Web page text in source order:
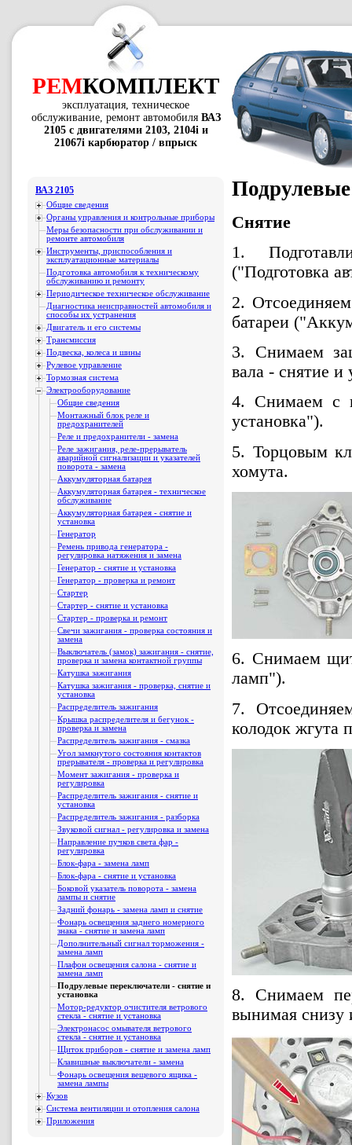
РЕМКОМПЛЕКТ
эксплуатация, техническое
обслуживание, ремонт автомобиля ВАЗ
2105 с двигателями 2103, 2104i и
21067i карбюратор / впрыск
ВАЗ 2105
Общие сведения
Органы управления и контрольные приборы
Меры безопасности при обслуживании и
ремонте автомобиля
Инструменты, приспособления и
эксплуатационные материалы
Подготовка автомобиля к техническому
обслуживанию и ремонту
Периодическое техническое обслуживание
Диагностика неисправностей автомобиля и
способы их устранения
Двигатель и его системы
Трансмиссия
Подвеска, колеса и шины
Рулевое управление
Тормозная система
Электрооборудование
Общие сведения
Монтажный блок реле и
предохранителей
Реле и предохранители - замена
Реле зажигания, реле-прерыватель
аварийной сигнализации и указателей
поворота - замена
Аккумуляторная батарея
Аккумуляторная батарея - техническое
обслуживание
Аккумуляторная батарея - снятие и
установка
Генератор
Ремень привода генератора -
регулировка натяжения и замена
Генератор - снятие и установка
Генератор - проверка и ремонт
Стартер
Стартер - снятие и установка
Стартер - проверка и ремонт
Свечи зажигания - проверка состояния и
замена
Выключатель (замок) зажигания - снятие,
проверка и замена контактной группы
Катушка зажигания
Катушка зажигания - проверка, снятие и
установка
Распределитель зажигания
Крышка распределителя и бегунок -
проверка и замена
Распределитель зажигания - смазка
Угол замкнутого состояния контактов
прерывателя - проверка и регулировка
Момент зажигания - проверка и
регулировка
Распределитель зажигания - снятие и
установка
Распределитель зажигания - разборка
Звуковой сигнал - регулировка и замена
Направление пучков света фар -
регулировка
Блок-фара - замена ламп
Блок-фара - снятие и установка
Боковой указатель поворота - замена
лампы и снятие
Задний фонарь - замена ламп и снятие
Фонарь освещения заднего номерного
знака - снятие и замена ламп
Дополнительный сигнал торможения -
замена ламп
Плафон освещения салона - снятие и
замена ламп
Подрулевые переключатели - снятие и
установка
Мотор-редуктор очистителя ветрового
стекла - снятие и установка
Электронасос омывателя ветрового
стекла - снятие и установка
Щиток приборов - снятие и замена ламп
Клавишные выключатели - замена
Фонарь освещения вещевого ящика -
замена лампы
Кузов
Система вентиляции и отопления салона
Приложения
Снятие
1.
("Подготовка
2.
батареи
3. Снимаем
вала - снятие и
4. Снимаем с
установка").
5. Торцовым
хомута.
6. Снимаем
ламп").
7.
колодок жгута
8. Снимаем
вынимая снизу